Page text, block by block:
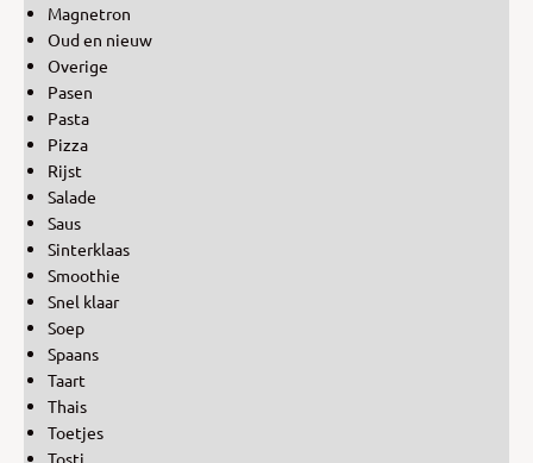
Magnetron
Oud en nieuw
Overige
Pasen
Pasta
Pizza
Rijst
Salade
Saus
Sinterklaas
Smoothie
Snel klaar
Soep
Spaans
Taart
Thais
Toetjes